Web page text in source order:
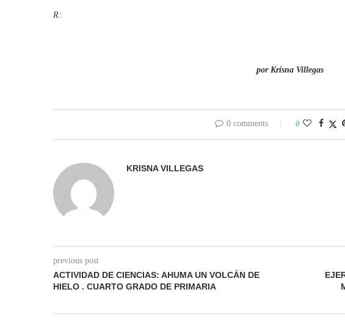
R:
por Krisna Villegas
0 comments 0
KRISNA VILLEGAS
previous post
ACTIVIDAD DE CIENCIAS: AHUMA UN VOLCÁN DE
HIELO . CUARTO GRADO DE PRIMARIA